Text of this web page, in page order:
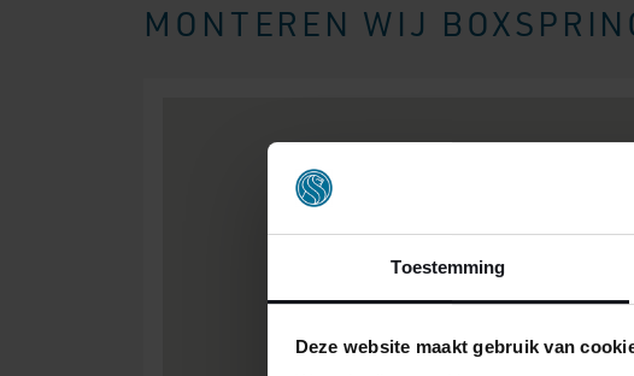
Toestemming
Deze website maakt gebruik van
MONTEREN WIJ